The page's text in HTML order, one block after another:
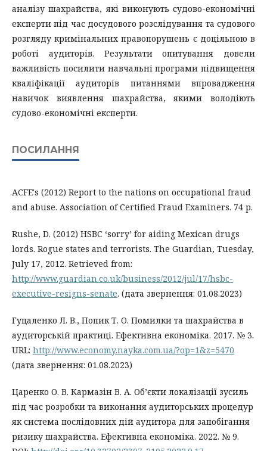
аналізу шахрайства, які виконують судово-економічні
експерти під час досудового розслідування та судового
розгляду кримінальних правопорушень є доцільною в
роботі аудиторів. Результати опитування довели
важливість посилити навчальні програми підвищення
кваліфікації аудиторів питаннями впровадження
навичок виявлення шахрайства, якими володіють
судово-економічні експерти.
ПОСИЛАННЯ
ACFE's (2012) Report to the nations on occupational fraud
and abuse. Association of Certified Fraud Examiners. 74 р.
Rushe, D. (2012) HSBC ‘sorry’ for aiding Mexican drugs
lords. Rogue states and terrorists. The Guardian, Tuesday,
July 17, 2012. Retrieved from:
http://www.guardian.co.uk/business/2012/jul/17/hsbc-
executive-resigns-senate. (дата звернення: 01.08.2023)
Гуцаленко Л. В., Попик Т. О. Помилки та шахрайства в
аудиторській практиці. Ефективна економіка. 2017. № 3.
URL: http://www.economy.nayka.com.ua/?op=1&z=5470
(дата звернення: 01.08.2023)
Царенко О. В. Кармазін В. А. Об’єкти локалізації зусиль
під час розробки та виконання аудиторських процедур
як система послідовних дій аудитора для запобігання
ризику шахрайства. Ефективна економіка. 2022. № 9.